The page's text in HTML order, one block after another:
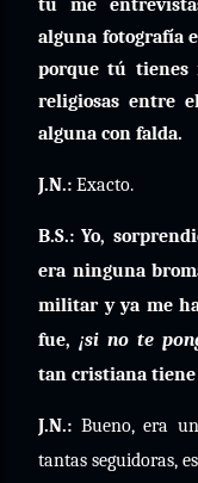
tú me
alguna fotografía
porque tú tienes
religiosas entre
alguna con falda.
J.N.: Exacto.
B.S.: Yo,
era ninguna
militar y ya me
fue, ¡si no te
tan cristiana tiene
J.N.: Bueno, era
tantas seguidoras,